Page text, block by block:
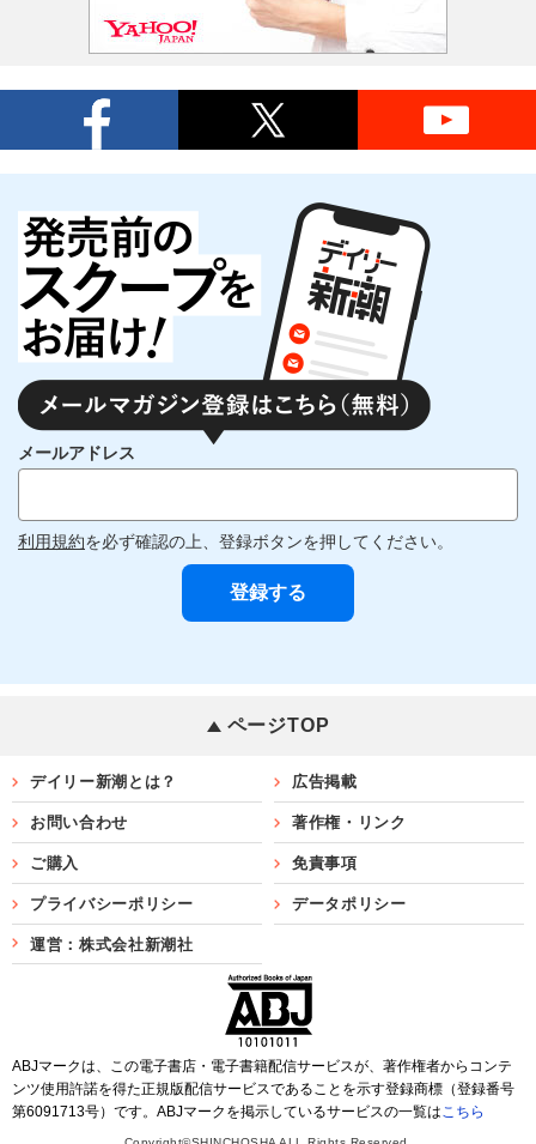
メールアドレス
利用規約を必ず確認の上、登録ボタンを押してください。
ページTOP
デイリー新潮とは？ 広告掲載
お問い合わせ 著作権・リンク
ご購入 免責事項
プライバシーポリシー データポリシー
運営：株式会社新潮社
ABJマークは、この電子書店・電子書籍配信サービスが、著作権者からコンテ
ンツ使用許諾を得た正規版配信サービスであることを示す登録商標（登録番号
第6091713号）です。ABJマークを掲示しているサービスの一覧はこちら